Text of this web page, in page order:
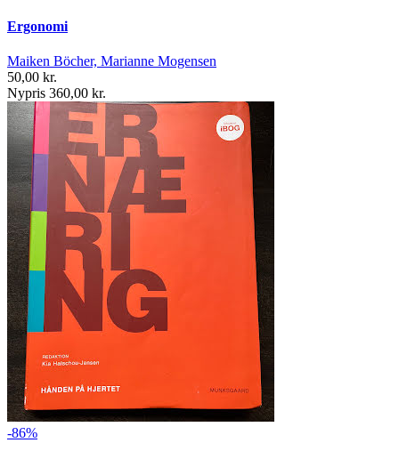
Ergonomi
Maiken Böcher, Marianne Mogensen
50,00 kr.
Nypris 360,00 kr.
-86%